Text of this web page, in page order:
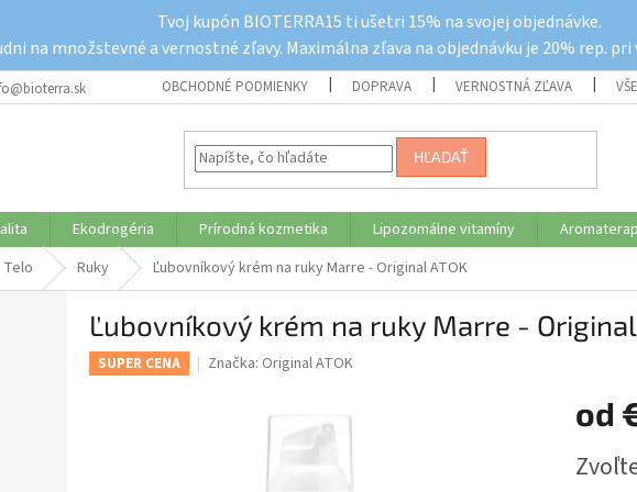
Tvoj kupón BIOTERRA15 ti ušetri 15% na svojej objednávke.
na množstevné a vernostné zľavy. Maximálna zľava na objednávku je 20% rep. pri
OBCHODNÉ PODMIENKY DOPRAVA VERNOSTNÁ ZĽAVA
HĽADAŤ
Ekodrogéria Prírodná kozmetika Lipozomálne vitamíny
Telo Ruky Ľubovníkový krém na ruky Marre - Original ATOK
Ľubovníkový krém na ruky Marre - Original
SUPER CENA Značka: Original ATOK
od
cena: